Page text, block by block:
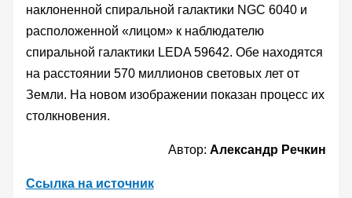
наклоненной спиральной галактики NGC 6040 и
расположенной «лицом» к наблюдателю
спиральной галактики LEDA 59642. Обе находятся
на расстоянии 570 миллионов световых лет от
Земли. На новом изображении показан процесс их
столкновения.
Автор:Александр Речкин
Ссылка на источник